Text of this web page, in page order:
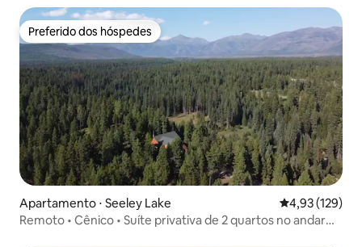
Preferido dos hóspedes
Preferido dos hóspedes
Apartamento ⋅ Seeley Lake 4,93 de uma
4,93 (129)
Remoto • Cênico • Suíte privativa de 2 quartos no andar